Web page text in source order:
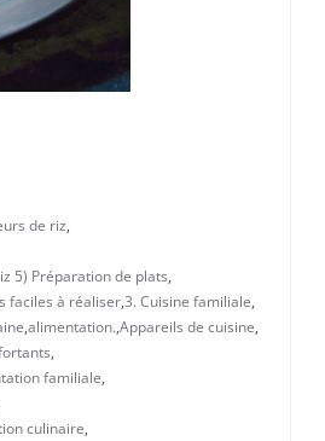
de riz,
5) Préparation de plats,
faciles à réaliser,3. Cuisine familiale,
,alimentation.,Appareils de cuisine,
,
familiale,
culinaire,